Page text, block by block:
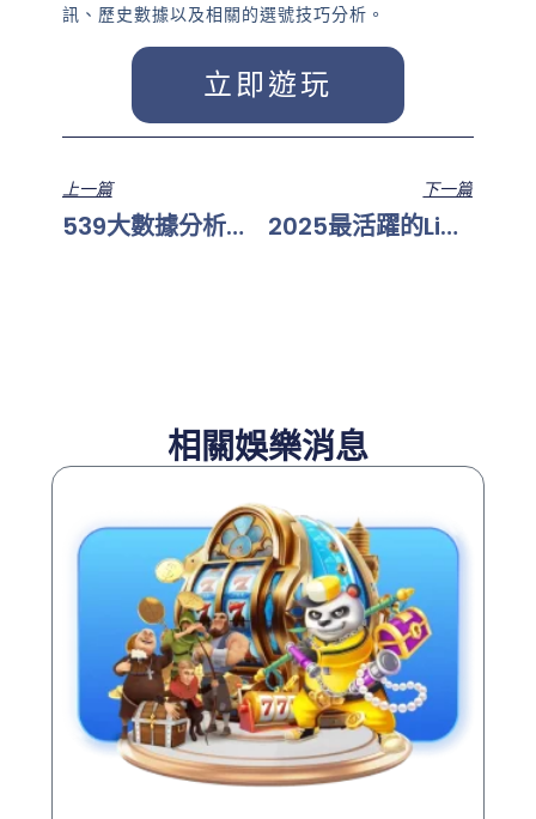
訊、歷史數據以及相關的選號技巧分析。
立即遊玩
上一篇
539大數據分析：哪個號碼出現頻率最高？
下一篇
2025最活躍的Line報牌群推薦（附入群方式）
相關娛樂消息